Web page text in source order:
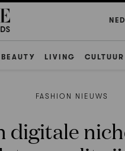
BEAUTY LIVING CULTUUR
FASHION NIEUWS
digitale